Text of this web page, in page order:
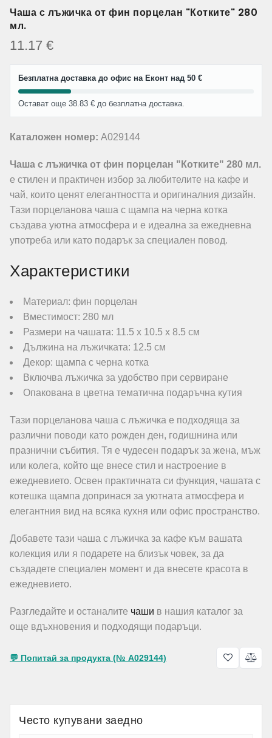
Чаша с лъжичка от фин порцелан "Котките" 280
мл.
11.17 €
Безплатна доставка до офис на Еконт над 50 €
Остават още 38.83 € до безплатна доставка.
Каталожен номер: A029144
Чаша с лъжичка от фин порцелан "Котките" 280 мл.
е стилен и практичен избор за любителите на кафе и
чай, които ценят елегантността и оригиналния дизайн.
Тази порцеланова чаша с щампа на черна котка
създава уютна атмосфера и е идеална за ежедневна
употреба или като подарък за специален повод.
Характеристики
Материал: фин порцелан
Вместимост: 280 мл
Размери на чашата: 11.5 x 10.5 x 8.5 см
Дължина на лъжичката: 12.5 см
Декор: щампа с черна котка
Включва лъжичка за удобство при сервиране
Опакована в цветна тематична подаръчна кутия
Тази порцеланова чаша с лъжичка е подходяща за
различни поводи като рожден ден, годишнина или
празнични събития. Тя е чудесен подарък за жена, мъж
или колега, който ще внесе стил и настроение в
ежедневието. Освен практичната си функция, чашата с
котешка щампа допринася за уютната атмосфера и
елегантния вид на всяка кухня или офис пространство.
Добавете тази чаша с лъжичка за кафе към вашата
колекция или я подарете на близък човек, за да
създадете специален момент и да внесете красота в
ежедневието.
Разгледайте и останалите чаши в нашия каталог за
още вдъхновения и подходящи подаръци.
💬 Попитай за продукта (№ A029144)
Често купувани заедно